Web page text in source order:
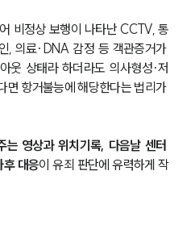
소개
문변호사
보도
사항
비정상 보행이 나타난 CCTV, 통
, 의료·DNA 감정 등 객관증거가
웃 상태라 하더라도 의사형성·저
면 항거불능에 해당한다는 법리가
는 영상과 위치기록, 다음날 센터
후 대응이 유죄 판단에 유력하게 작